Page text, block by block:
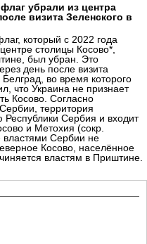
убрали из центра
визита Зеленского в
который с 2022 года
столицы Косово*,
был убран. Это
день после визита
Белград, во время которого
что Украина не признает
Косово. Согласно
территория
Республики Сербия и входит
и Метохия (сокр.
властями Сербии не
Косово, населённое
властям в Приштине.